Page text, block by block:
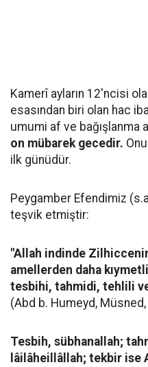
Kamerî ayların 12'ncisi
esasından biri olan hac
umumi af ve bağışlanma
on mübarek gecedir.
ilk günüdür.
Peygamber Efendimiz
teşvik etmiştir:
"Allah indinde
amellerden daha
tesbihi, tahmidi, tehlili
(Abd b. Humeyd,
Tesbih, sübhanallah;
lâilâheillâllah; tekbir ise